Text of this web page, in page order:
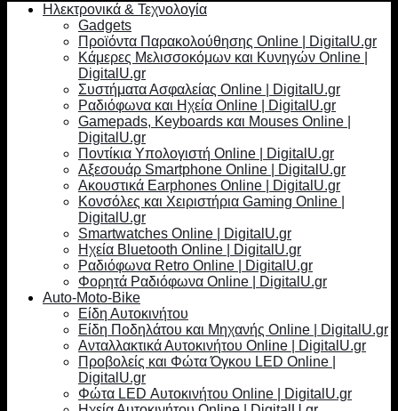
Ηλεκτρονικά & Τεχνολογία
Gadgets
Προϊόντα Παρακολούθησης Online | DigitalU.gr
Κάμερες Μελισσοκόμων και Κυνηγών Online |
DigitalU.gr
Συστήματα Ασφαλείας Online | DigitalU.gr
Ραδιόφωνα και Ηχεία Online | DigitalU.gr
Gamepads, Keyboards και Mouses Online |
DigitalU.gr
Ποντίκια Υπολογιστή Online | DigitalU.gr
Αξεσουάρ Smartphone Online | DigitalU.gr
Ακουστικά Earphones Online | DigitalU.gr
Κονσόλες και Χειριστήρια Gaming Online |
DigitalU.gr
Smartwatches Online | DigitalU.gr
Ηχεία Bluetooth Online | DigitalU.gr
Ραδιόφωνα Retro Online | DigitalU.gr
Φορητά Ραδιόφωνα Online | DigitalU.gr
Auto-Moto-Bike
Είδη Αυτοκινήτου
Είδη Ποδηλάτου και Μηχανής Online | DigitalU.gr
Ανταλλακτικά Αυτοκινήτου Online | DigitalU.gr
Προβολείς και Φώτα Όγκου LED Online |
DigitalU.gr
Φώτα LED Αυτοκινήτου Online | DigitalU.gr